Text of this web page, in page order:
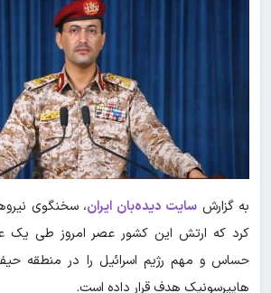
به گزارش سایت دیده‌بان ایران، سخنگوی
کرد که ارتش این کشور عصر امروز طی یک
حساس و مهم رژیم اسرائیل را در منطقه
هایپرسونیک هدف قرار داده است.